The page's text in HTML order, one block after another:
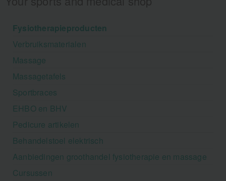
Fysiotherapieproducten
Verbruiksmaterialen
Massage
Massagetafels
Sportbraces
EHBO en BHV
Pedicure artikelen
Behandelstoel elektrisch
Aanbiedingen groothandel fysiotherapie en massage
Cursussen